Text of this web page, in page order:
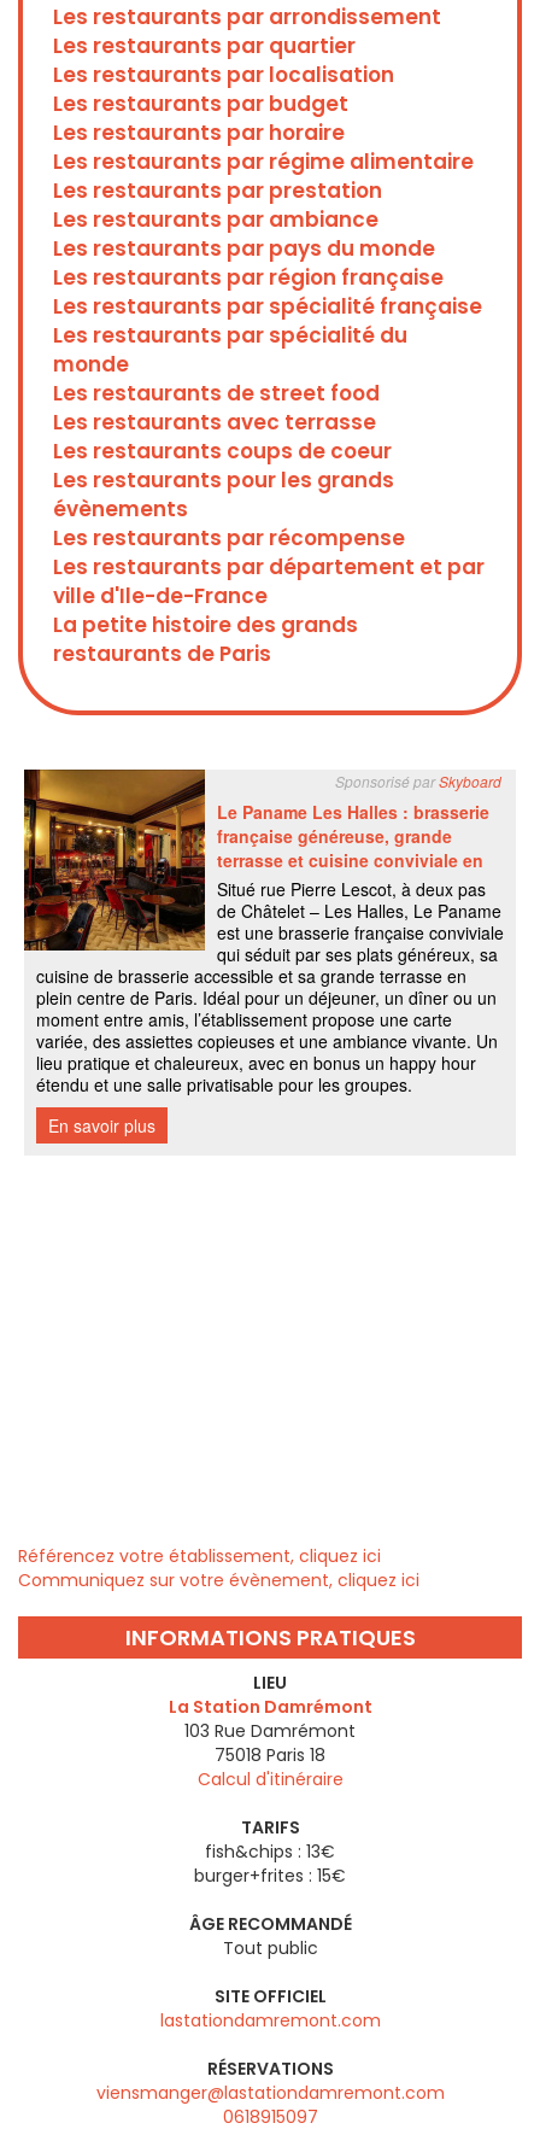
Les restaurants par arrondissement
Les restaurants par quartier
Les restaurants par localisation
Les restaurants par budget
Les restaurants par horaire
Les restaurants par régime alimentaire
Les restaurants par prestation
Les restaurants par ambiance
Les restaurants par pays du monde
Les restaurants par région française
Les restaurants par spécialité française
Les restaurants par spécialité du
monde
Les restaurants de street food
Les restaurants avec terrasse
Les restaurants coups de coeur
Les restaurants pour les grands
évènements
Les restaurants par récompense
Les restaurants par département et par
ville d'Ile-de-France
La petite histoire des grands
restaurants de Paris
Référencez votre établissement, cliquez ici
Communiquez sur votre évènement, cliquez ici
INFORMATIONS PRATIQUES
LIEU
La Station Damrémont
103 Rue Damrémont
75018 Paris 18
Calcul d'itinéraire
TARIFS
fish&chips : 13€
burger+frites : 15€
ÂGE RECOMMANDÉ
Tout public
SITE OFFICIEL
lastationdamremont.com
RÉSERVATIONS
viensmanger@lastationdamremont.com
0618915097